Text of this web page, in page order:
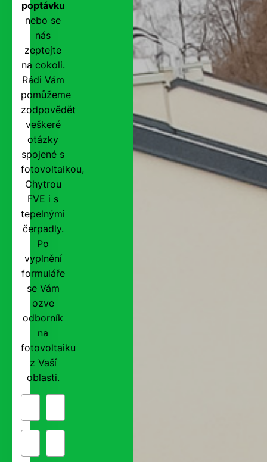
poptávku
nebo se
nás
zeptejte
na cokoli.
Rádi Vám
pomůžeme
zodpovědět
veškeré
otázky
spojené s
fotovoltaikou,
Chytrou
FVE i s
tepelnými
čerpadly.
Po
vyplnění
formuláře
se Vám
ozve
odborník
na
fotovoltaiku
z Vaší
oblasti.